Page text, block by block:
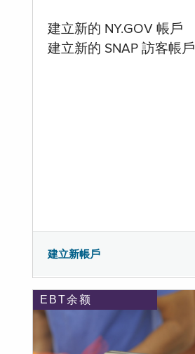
建立新的 NY.GOV 帳戶
建立新的 SNAP 訪客帳戶
建立新帳戶
EBT余额